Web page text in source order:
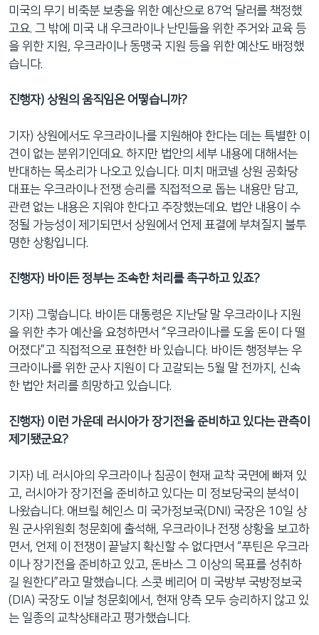
미국의 무기 비축분 보충을 위한 예산으로 87억 달러를 책정했
고요. 그 밖에 미국 내 우크라이나 난민들을 위한 주거와 교육 등
을 위한 지원, 우크라이나 동맹국 지원 등을 위한 예산도 배정했
습니다.
진행자) 상원의 움직임은 어떻습니까?
기자) 상원에서도 우크라이나를 지원해야 한다는 데는 특별한 이
견이 없는 분위기인데요. 하지만 법안의 세부 내용에 대해서는
반대하는 목소리가 나오고 있습니다. 미치 매코넬 상원 공화당
대표는 우크라이나 전쟁 승리를 직접적으로 돕는 내용만 담고,
관련 없는 내용은 지워야 한다고 주장했는데요. 법안 내용이 수
정될 가능성이 제기되면서 상원에서 언제 표결에 부쳐질지 불투
명한 상황입니다.
진행자) 바이든 정부는 조속한 처리를 촉구하고 있죠?
기자) 그렇습니다. 바이든 대통령은 지난달 말 우크라이나 지원
을 위한 추가 예산을 요청하면서 “우크라이나를 도울 돈이 다 떨
어졌다”고 직접적으로 표현한 바 있습니다. 바이든 행정부는 우
크라이나를 위한 군사 지원이 다 고갈되는 5월 말 전까지, 신속
한 법안 처리를 희망하고 있습니다.
진행자) 이런 가운데 러시아가 장기전을 준비하고 있다는 관측이
제기됐군요?
기자) 네. 러시아의 우크라이나 침공이 현재 교착 국면에 빠져 있
고, 러시아가 장기전을 준비하고 있다는 미 정보당국의 분석이
나왔습니다. 애브릴 헤인스 미 국가정보국(DNI) 국장은 10일 상
원 군사위원회 청문회에 출석해, 우크라이나 전쟁 상황을 보고하
면서, 언제 이 전쟁이 끝날지 확신할 수 없다면서 “푸틴은 우크라
이나 장기전을 준비하고 있고, 돈바스 그 이상의 목표를 성취하
길 원한다”라고 말했습니다. 스콧 베리어 미 국방부 국방정보국
(DIA) 국장도 이날 청문회에서, 현재 양측 모두 승리하지 않고 있
는 일종의 교착상태라고 평가했습니다.